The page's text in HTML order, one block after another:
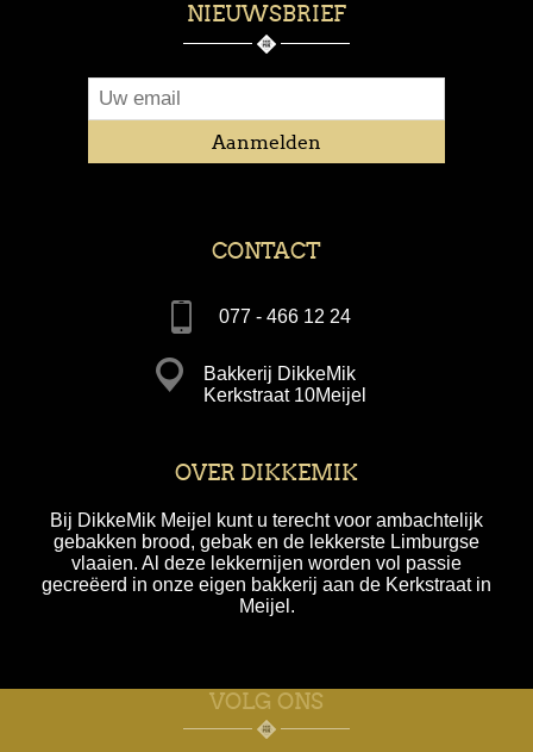
NIEUWSBRIEF
CONTACT
077 - 466 12 24
Bakkerij DikkeMik
Kerkstraat 10Meijel
OVER DIKKEMIK
Bij DikkeMik Meijel kunt u terecht voor ambachtelijk
gebakken brood, gebak en de lekkerste Limburgse
vlaaien. Al deze lekkernijen worden vol passie
gecreëerd in onze eigen bakkerij aan de Kerkstraat in
Meijel.
VOLG ONS